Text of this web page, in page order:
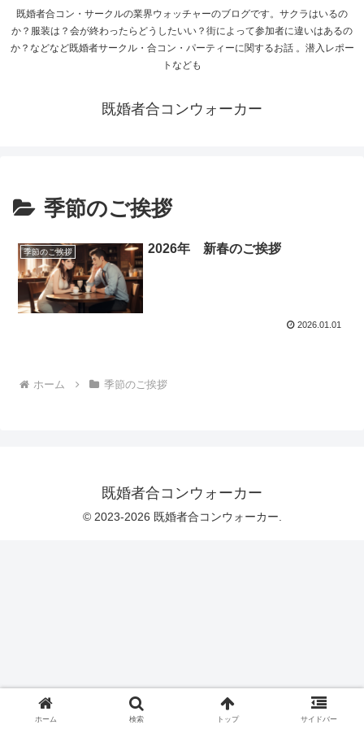
既婚者合コン・サークルの業界ウォッチャーのブログです。サクラはいるの
か？服装は？会が終わったらどうしたいい？街によって参加者に違いはあるの
か？などなど既婚者サークル・合コン・パーティーに関するお話 。潜入レポー
トなども
既婚者合コンウォーカー
季節のご挨拶
季節のご挨拶 2026年 新春のご挨拶
2026.01.01
ホーム 季節のご挨拶
既婚者合コンウォーカー
© 2023-2026 既婚者合コンウォーカー.
ホーム 検索 トップ サイドバー